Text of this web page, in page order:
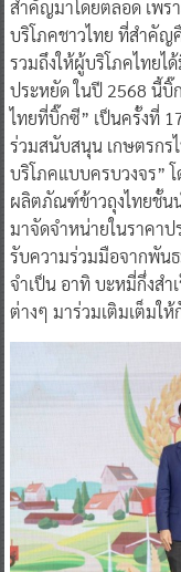
รวมถึงให้ผู้บริโภคไทยไ
ประหยัด ในปี 2568 นี้บิ๊
ไทยที่บิ๊กซี” เป็นครั้งที่
ร่วมสนับสนุน เกษตรกร
บริโภคแบบครบวงจร”
ผลิตภัณฑ์ข้าวถุงไทยชั้น
มาจัดจำหน่ายในราคาป
รับความร่วมมือจากพัน
จำเป็น อาทิ บะหมี่กึ่งสำ
ต่างๆ มาร่วมเติมเต็มใ